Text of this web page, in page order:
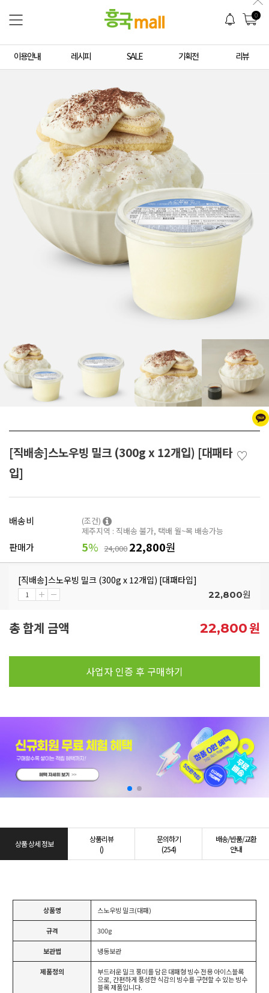
0
이용안내 레시피 SALE 기획전 리뷰
[직배송]스노우빙 밀크 (300g x 12개입) [대패타
입]
♡
배송비
(조건)
제주지역 : 직배송 불가, 택배 월~목 배송가능
판매가 5% 24,00022,800원
[직배송]스노우빙 밀크 (300g x 12개입) [대패타입]
22,800원
총 합계 금액 22,800원
사업자 인증 후 구매하기
상품 상세 정보
상품리뷰
()
문의하기
(254)
배송/반품/교환
안내
상품명 스노우빙 밀크(대패)
규격 300g
보관법 냉동보관
제품정의
부드러운 밀크 풍미를 담은 대패형 빙수 전용 아이스블록
으로, 간편하게 풍성한 식감의 빙수를 구현할 수 있는 빙수
블록 제품입니다.